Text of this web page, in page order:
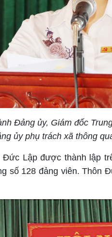
Đảng ủy, Giám đốc
ủy phụ trách xã thông
Đức Lậpđược thành lập
số 128 đảng viên. Thôn